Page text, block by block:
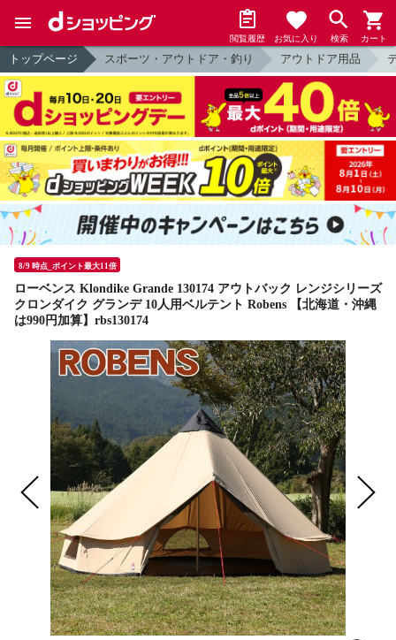
閲覧履歴 お気に入り 検索 カート
トップページ スポーツ・アウトドア・釣り アウトドア用品
8/9 時点_ポイント最大11倍
ローベンス Klondike Grande 130174 アウトバック レンジシリーズ
クロンダイク グランデ 10人用ベルテント Robens 【北海道・沖縄
は990円加算】rbs130174